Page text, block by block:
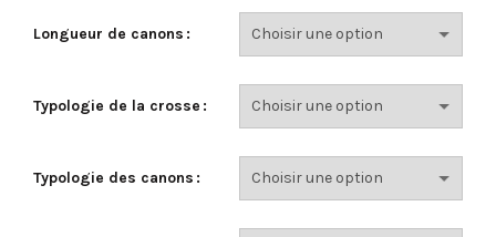
Longueur de canons
Typologie de la crosse
Typologie des canons